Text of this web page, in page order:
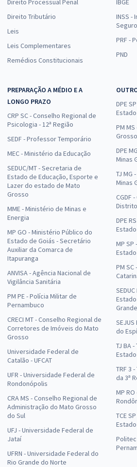
Direito Processual Penal
Direito Tributário
Leis
Leis Complementares
Remédios Constitucionais
IBGE
INSS -
PRF -
PND
PREPARAÇÃO A MÉDIO E A
LONGO PRAZO
CRP SC - Conselho Regional de
Psicologia - 12ª Região
SEDF - Professor Temporário
MEC - Ministério da Educação
SEDUC/MT - Secretaria de
Estado de Educação, Esporte e
Lazer do estado de Mato
Grosso
MME - Ministério de Minas e
Energia
MP GO - Ministério Público do
Estado de Goiás - Secretário
Auxiliar da Comarca de
Itapuranga
ANVISA - Agência Nacional de
Vigilância Sanitária
PM PE - Polícia Militar de
Pernambuco
CRECI MT - Conselho Regional de
Corretores de Imóveis do Mato
Grosso
Universidade Federal de
Catalão - UFCAT
UFR - Universidade Federal de
Rondonópolis
CRA MS - Conselho Regional de
Administração do Mato Grosso
do Sul
UFJ - Universidade Federal de
Jataí
UFRN - Universidade Federal do
Rio Grande do Norte
DPE
PM
DPE
Minas
TJ MG
Minas
CGDF
DPE
MP
PM
do
TJ BA
TRF 3
da 3ª
MP
TCE
Politec